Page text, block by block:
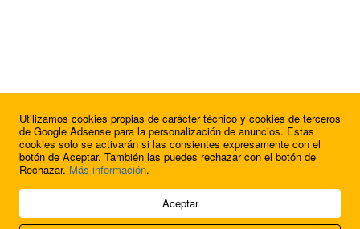
© 2009 - 2026 Soluciones Corporativas IP, SL.
Utilizamos cookies propias de carácter técnico y cookies de terceros
de Google Adsense para la personalización de anuncios. Estas
cookies solo se activarán si las consientes expresamente con el
botón de Aceptar. También las puedes rechazar con el botón de
Rechazar. Más información.
Aceptar